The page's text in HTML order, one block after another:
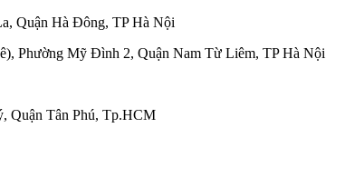
Quận Hà Đông, TP Hà Nội
Phường Mỹ Đình 2, Quận Nam Từ Liêm, TP Hà Nội
Quận Tân Phú, Tp.HCM